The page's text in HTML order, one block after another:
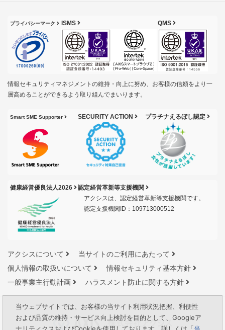
プライバシーマーク ISMS QMS
情報セキュリティマネジメントの維持・向上に努め、お客様の信頼をより一
層高めることができるよう取り組んでまいります。
Smart SME Supporter SECURITY ACTION プラチナえるぼし認定
健康経営優良法人2026
認定経営革新等支援機関
アクシスは、認定経営革新等支援機関です。
認定支援機関ID：109713000512
アクシスについて
当サイトのご利用にあたって
個人情報の取扱いについて
情報セキュリティ基本方針
一般事業主行動計画
ハラスメント防止に関する方針
当ウェブサイトでは、お客様の当サイト利用状況把握、利便性
および品質の維持・サービス向上検討を目的として、Googleア